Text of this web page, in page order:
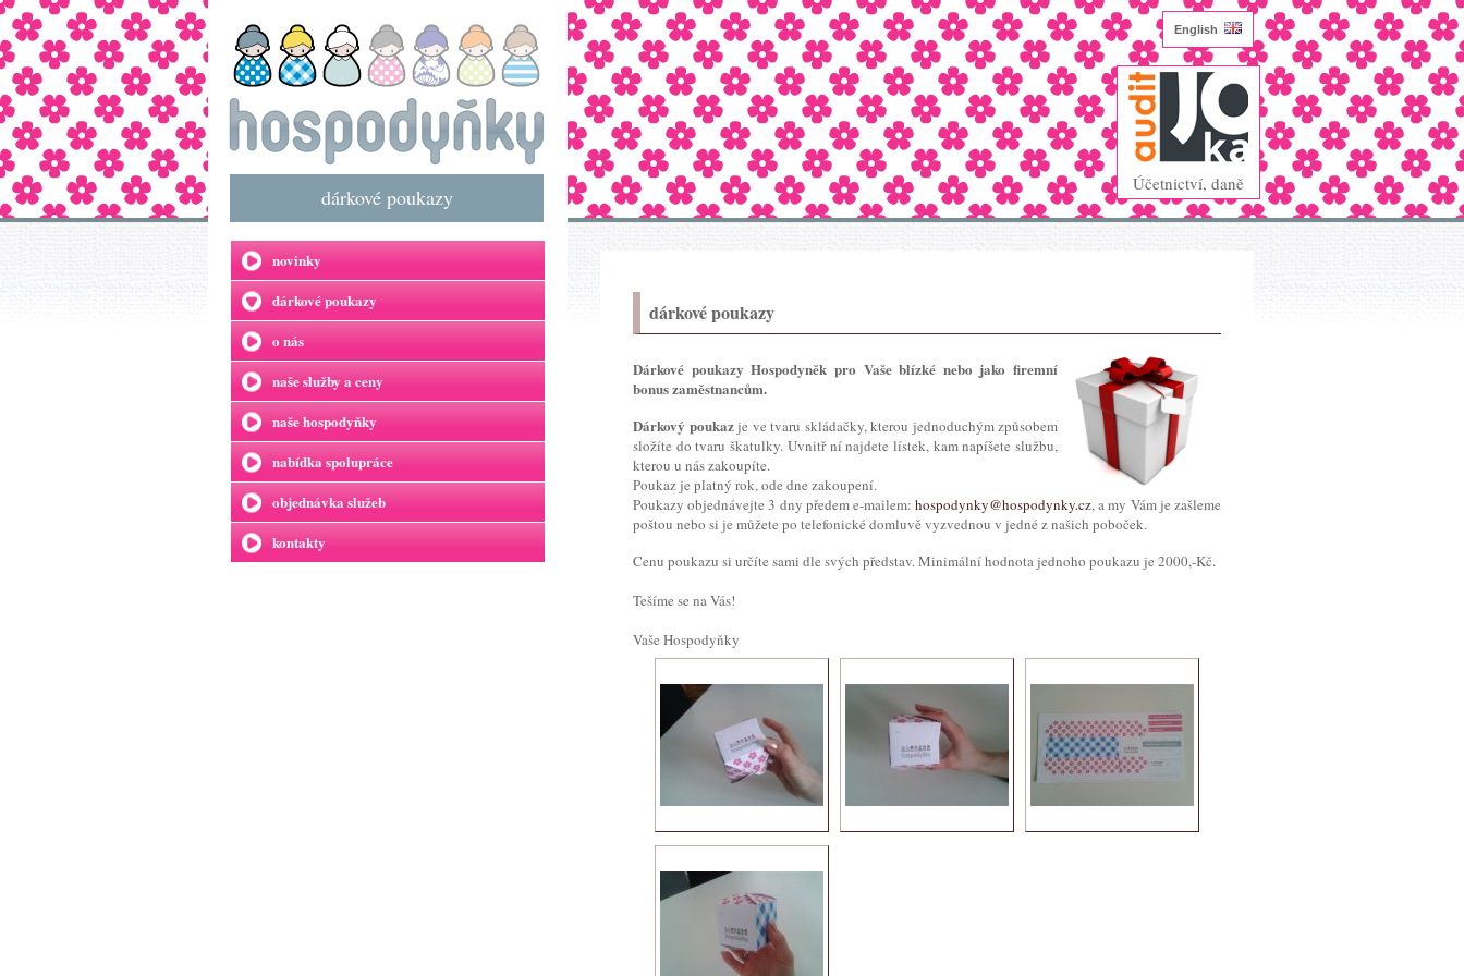
English
Účetnictví, daně
dárkové poukazy
novinky
dárkové poukazy
o nás
naše služby a ceny
naše hospodyňky
nabídka spolupráce
objednávka služeb
kontakty
dárkové poukazy
Dárkové poukazy Hospodyněk pro Vaše blízké nebo jako firemní
bonus zaměstnancům.
Dárkový poukazje ve tvaru skládačky, kterou jednoduchým způsobem
složíte do tvaru škatulky. Uvnitř ní najdete lístek, kam napíšete službu,
kterou u nás zakoupíte.
Poukaz je platný rok, ode dne zakoupení.
Poukazy objednávejte 3 dny předem e-mailem:hospodynky@hospodynky.cz, a my Vám je zašleme
poštou nebo si je můžete po telefonické domluvě vyzvednou v jedné z našich poboček.
Cenu poukazu si určíte sami dle svých představ. Minimální hodnota jednoho poukazu je 2000,-Kč.
Tešíme se na Vás!
Vaše Hospodyňky